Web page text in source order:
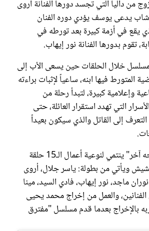
من داليا التي تجسد دورها الفنانة أروى
شاب يدعى يوسف يؤدي دوره الفنان
يقع في أزمة كبيرة بعد تورطه في
تقوم بدورها الفنانة نور إيهاب.
خلال الحلقات حين يسعى الأب إلى
المتورط فيها ابنه، ساعياً لإثبات براءته
وإعلامية كبيرة، لتبدأ رحلة من
التي تهدد استقرار العائلة، حتى
إلى القاتل والذي سيكون بعيداً
مسلسل "للعدالة وجه آخر" ينتمي لنوعية أعمال الـ15 حلقة
ويأتي من بطولة: ياسر جلال، أروى
ماجد، نور إيهاب، فادي السيد، مينا
والعمل من إخراج محمد يحيى
بالإخراج بعدما قدم مسلسل "مفترق